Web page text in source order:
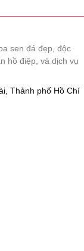
(16)
(33)
sen đá đẹp, độc
hồ điệp, và dịch vụ
Thành phố Hồ Chí